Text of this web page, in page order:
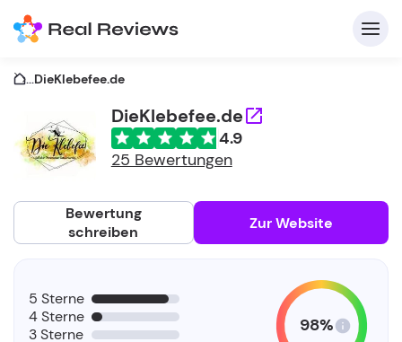
...DieKlebefee.de
DieKlebefee.de
4.9
25 Bewertungen
Bewertung
schreiben
Zur Website
5 Sterne
4 Sterne
3 Sterne
98%